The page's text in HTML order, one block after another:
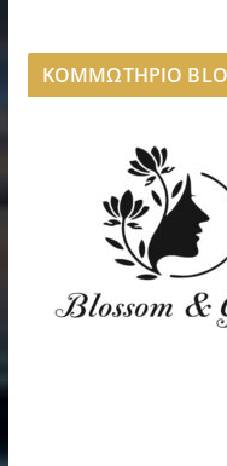
ΚΟΜΜΩΤΗΡΙΟ